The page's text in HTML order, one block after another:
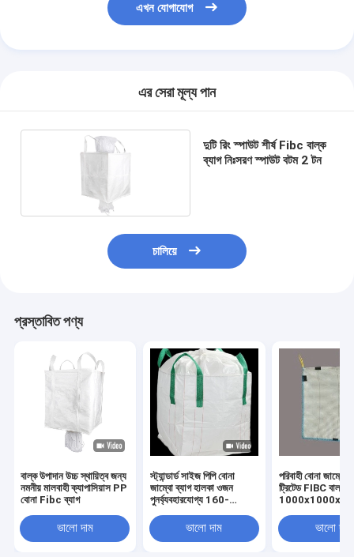
এখন যোগাযোগ
এর সেরা মূল্য পান
দুটি রিং স্পাউট শীর্ষ Fibc বাল্ক
ব্যাগ নিঃসরণ স্পাউট বটম 2 টন
চালিয়ে
প্রস্তাবিত পণ্য
বাল্ক উপাদান উচ্চ স্থায়িত্ব জন্য
নমনীয় মালবাহী ক্যাপাসিয়াস PP
বোনা Fibc ব্যাগ
ভালো দাম
স্ট্যান্ডার্ড সাইজ পিপি বোনা
জাম্বো ব্যাগ হালকা ওজন
পুনর্ব্যবহারযোগ্য 160-
ভালো দাম
পরিবাহী বোনা জাম্বো
ট্রিটেড FIBC বাল্ক
ভালো দাম